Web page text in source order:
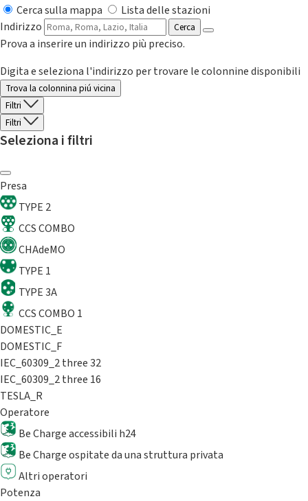
Cerca sulla mappa
Lista delle stazioni
Indirizzo
Cerca
Prova a inserire un indirizzo più preciso.
Digita e seleziona l'indirizzo per trovare le colonnine disponibili
Trova la colonnina piú vicina
Filtri
Filtri
Seleziona i filtri
Presa
TYPE 2
CCS COMBO
CHAdeMO
TYPE 1
TYPE 3A
CCS COMBO 1
DOMESTIC_E
DOMESTIC_F
IEC_60309_2 three 32
IEC_60309_2 three 16
TESLA_R
Operatore
Be Charge accessibili h24
Be Charge ospitate da una struttura privata
Altri operatori
Potenza